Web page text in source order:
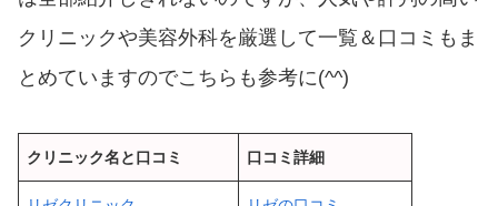
クリニックや美容外科を厳選して一覧＆口コミもま
とめていますのでこちらも参考に(^^)
クリニック名と口コミ 口コミ詳細